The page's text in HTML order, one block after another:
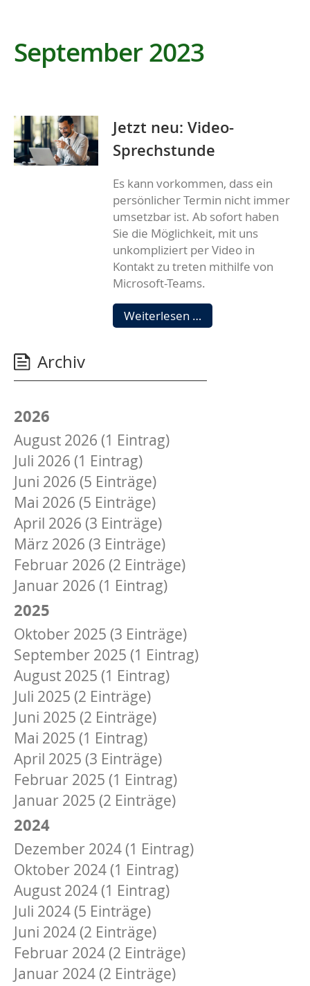
September 2023
Jetzt neu: Video-
Sprechstunde
Es kann vorkommen, dass ein
persönlicher Termin nicht immer
umsetzbar ist. Ab sofort haben
Sie die Möglichkeit, mit uns
unkompliziert per Video in
Kontakt zu treten mithilfe von
Microsoft-Teams.
Weiterlesen … Jetzt
neu:
Archiv
2026
August 2026 (1 Eintrag)
Juli 2026 (1 Eintrag)
Juni 2026 (5 Einträge)
Mai 2026 (5 Einträge)
April 2026 (3 Einträge)
März 2026 (3 Einträge)
Februar 2026 (2 Einträge)
Januar 2026 (1 Eintrag)
2025
Oktober 2025 (3 Einträge)
September 2025 (1 Eintrag)
August 2025 (1 Eintrag)
Juli 2025 (2 Einträge)
Juni 2025 (2 Einträge)
Mai 2025 (1 Eintrag)
April 2025 (3 Einträge)
Februar 2025 (1 Eintrag)
Januar 2025 (2 Einträge)
2024
Dezember 2024 (1 Eintrag)
Oktober 2024 (1 Eintrag)
August 2024 (1 Eintrag)
Juli 2024 (5 Einträge)
Juni 2024 (2 Einträge)
Februar 2024 (2 Einträge)
Januar 2024 (2 Einträge)